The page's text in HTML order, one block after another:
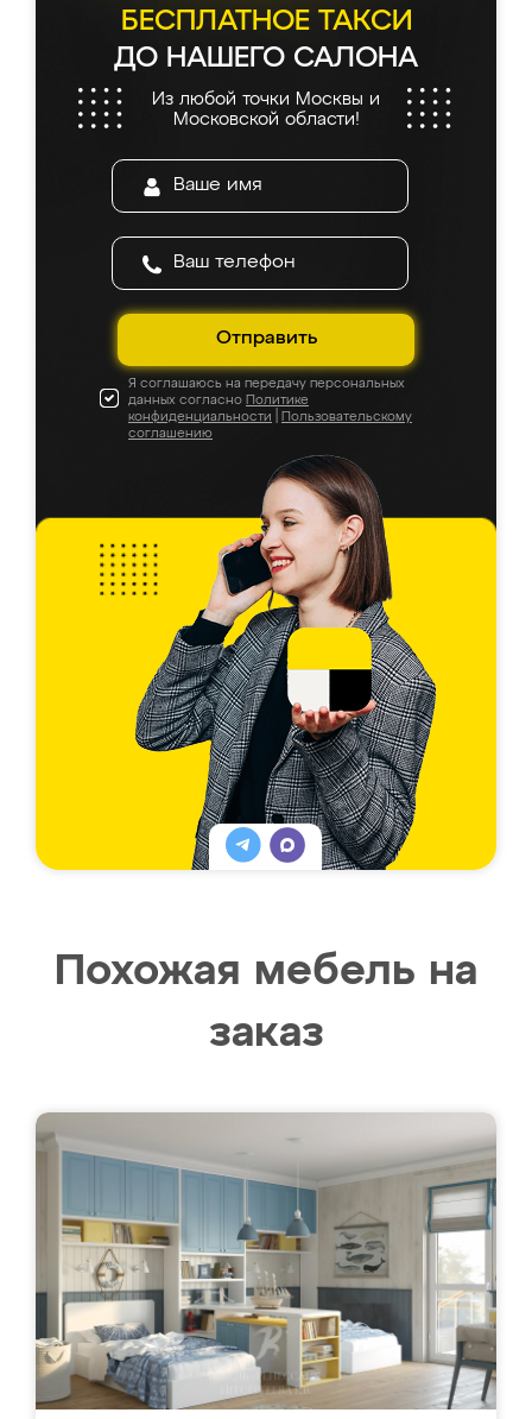
БЕСПЛАТНОЕ ТАКСИ
ДО НАШЕГО САЛОНА
Из любой точки Москвы и
Московской области!
Отправить
Я соглашаюсь на передачу персональных
данных согласно Политике
конфиденциальности
Пользовательскому
соглашению
Похожая мебель на
заказ